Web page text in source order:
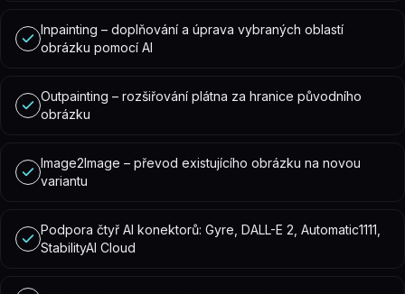
Inpainting – doplňování a úprava vybraných oblastí
obrázku pomocí AI
Outpainting – rozšiřování plátna za hranice původního
obrázku
Image2Image – převod existujícího obrázku na novou
variantu
Podpora čtyř AI konektorů: Gyre, DALL-E 2, Automatic1111,
StabilityAI Cloud